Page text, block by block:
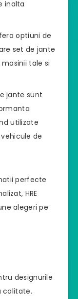
inalta
optiuni de
set de jante
tale si
jante sunt
utilizate
de
perfecte
HRE
alegeri pe
designurile
calitate.